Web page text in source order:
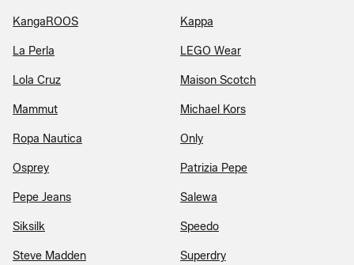
KangaROOS Kappa
La Perla LEGO Wear
Lola Cruz Maison Scotch
Mammut Michael Kors
Ropa Nautica Only
Osprey Patrizia Pepe
Pepe Jeans Salewa
Siksilk Speedo
Steve Madden Superdry